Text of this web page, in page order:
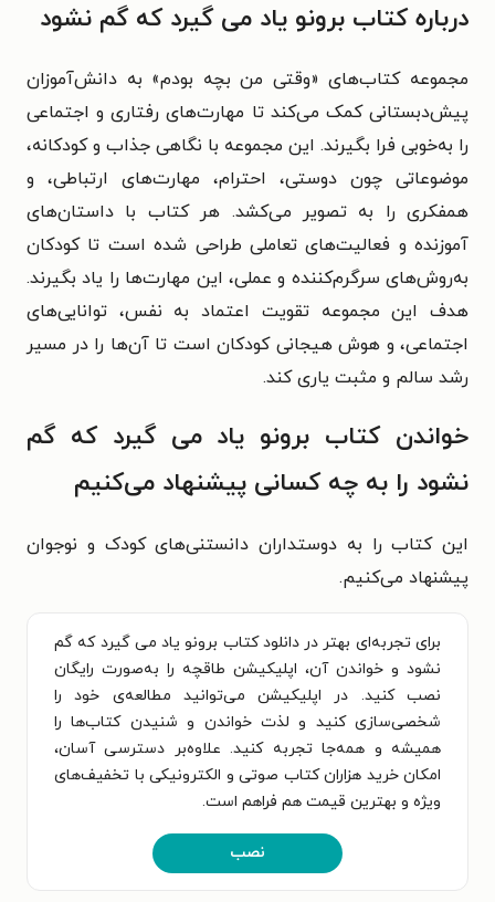
درباره کتاب برونو یاد می گیرد که گم نشود
مجموعه کتاب‌های «وقتی من بچه بودم» به دانش‌آموزان
پیش‌دبستانی کمک می‌کند تا مهارت‌های رفتاری و اجتماعی
را به‌خوبی فرا بگیرند. این مجموعه با نگاهی جذاب و کودکانه،
موضوعاتی چون دوستی، احترام، مهارت‌های ارتباطی، و
همفکری را به تصویر می‌کشد. هر کتاب با داستان‌های
آموزنده و فعالیت‌های تعاملی طراحی شده است تا کودکان
به‌روش‌های سرگرم‌کننده و عملی، این مهارت‌ها را یاد بگیرند.
هدف این مجموعه تقویت اعتماد به نفس، توانایی‌های
اجتماعی، و هوش هیجانی کودکان است تا آن‌ها را در مسیر
رشد سالم و مثبت یاری کند.
خواندن کتاب برونو یاد می گیرد که گم
نشود را به چه کسانی پیشنهاد می‌کنیم
این کتاب را به دوستداران دانستنی‌های کودک و نوجوان
پیشنهاد می‌کنیم.
برای تجربه‌ای بهتر در دانلود کتاب برونو یاد می گیرد که گم
نشود و خواندن آن، اپلیکیشن طاقچه را به‌صورت رایگان
نصب کنید. در اپلیکیشن می‌توانید مطالعه‌ی خود را
شخصی‌سازی کنید و لذت خواندن و شنیدن کتاب‌ها را
همیشه و همه‌جا تجربه کنید. علاوه‌بر دسترسی آسان،
امکان خرید هزاران کتاب صوتی و الکترونیکی با تخفیف‌های
ویژه و بهترین قیمت هم فراهم است.
نصب